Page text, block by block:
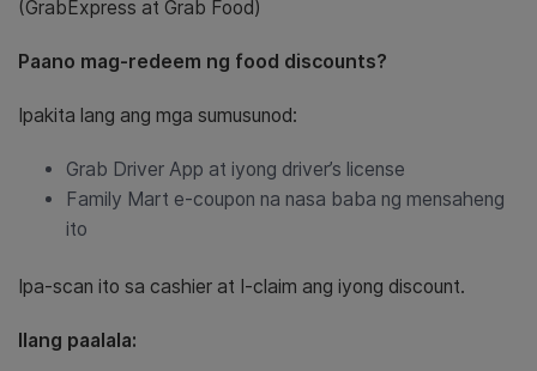
(GrabExpress at Grab Food)
Paano mag-redeem ng food discounts?
Ipakita lang ang mga sumusunod:
Grab Driver App at iyong driver’s license
Family Mart e-coupon na nasa baba ng mensaheng
ito
Ipa-scan ito sa cashier at I-claim ang iyong discount.
Ilang paalala: